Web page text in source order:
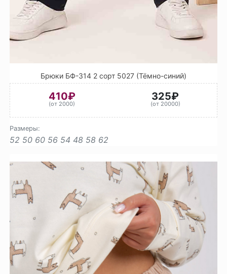
Брюки БФ-314 2 сорт 5027 (Тёмно-синий)
410₽
(от 2000)
325₽
(от 20000)
Размеры:
52 50 60 56 54 48 58 62